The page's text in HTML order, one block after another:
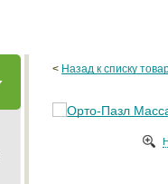
< Назад к списку